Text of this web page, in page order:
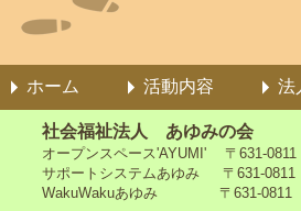
ホーム 活動内容 法
社会福祉法人 あゆみの会
オープンスペース'AYUMI' 〒631-
サポートシステムあゆみ 〒631-
WakuWakuあゆみ 〒631-0811 奈